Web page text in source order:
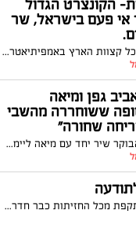
הקונצרט הגדול
אי פעם בישראל, שר
1,000 מוזיקאים מכל קצוות הארץ באמפיתיאטרון קיסריה ובהשתתפות משפחות החטופים, בזעקה המונית אל העולם להחזרת החטופים הביתה! הפקה: טליה ירום Talya Yarom Eventmaker עיבוד מוזיקלי: ערן מיטלמן Eran Mitelman בימוי: דני קסון ושילו
גפן ומיאה
ששוחררה מהשבי
שחורה"
‏אביב גפן מוציא הבוקר שיר יחד עם מיאה ליימברג, מוזיקאית בת 17 ששוחררה מהשבי בעזה לאחר 53 ימים. שניהם מופיעים יחד בשיר חדש בשם "זריחה שחורה" שמתאר את ההתמודדות של עם ישראל עם אירועי המלחמה מאז 7 באוקטובר. גפן הבוקר " נערים ונערון והמוות שרדף למרחקים, "זריחה שחורה" סינגל חדש ותודה למיאה על האור שלה"
התודעה שלנו מותקפת מכל החזיתות כבר חדרו אליה מחבלים וצילקו אותה בזוועות הנזק בלתי נמנע וספק אם הפיך אבל צבא הגנה לתודעה לא יכול לתת לזה להמשיך הוא צריך להציב גבולות גזרה לבחון מה נכון שיכנס ומה יותר מדי רע התודעה האישית כל כך יקרה אם ניתן לה להזדעזע עוד ועוד ועוד ועוד לא נצליח לישון, לא נצליח לעמוד אף אחד בעולם לא יכול לשמור על התודעה שלנו חוץ מעצמינו.זהו צו השעה להתגייסות מלאה של צבא ההגנה לתודעה- צפו